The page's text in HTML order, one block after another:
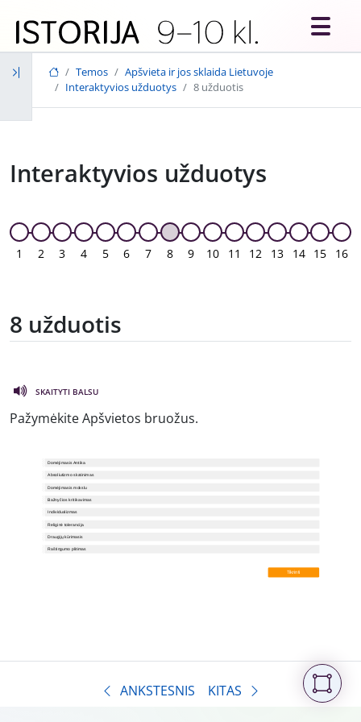
Temos
Apšvieta ir jos sklaida Lietuvoje
Interaktyvios užduotys
8 užduotis
Interaktyvios užduotys
1 2 3 4 5 6 7 8 9 10 11 12 13 14 15 16
8 užduotis
SKAITYTI BALSU
Pažymėkite Apšvietos bruožus.
ANKSTESNIS KITAS